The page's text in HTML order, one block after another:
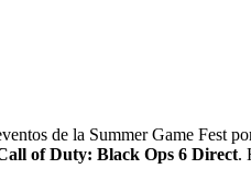
de la Summer Game Fest
of Duty: Black Ops 6 Direct.